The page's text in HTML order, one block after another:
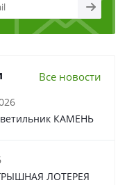
Все новости
КАМЕНЬ
ЛОТЕРЕЯ